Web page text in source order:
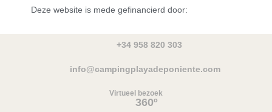
Deze website is mede gefinancierd door:
+34 958 820 303
info@campingplayadeponiente.com
Virtueel bezoek
360º